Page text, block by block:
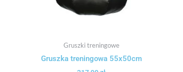
Gruszki treningowe
Gruszka treningowa 55x50cm